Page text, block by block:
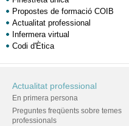
Propostes de formació COIB
Actualitat professional
Infermera virtual
Codi d'Ètica
Actualitat professional
En primera persona
Preguntes freqüents sobre temes
professionals